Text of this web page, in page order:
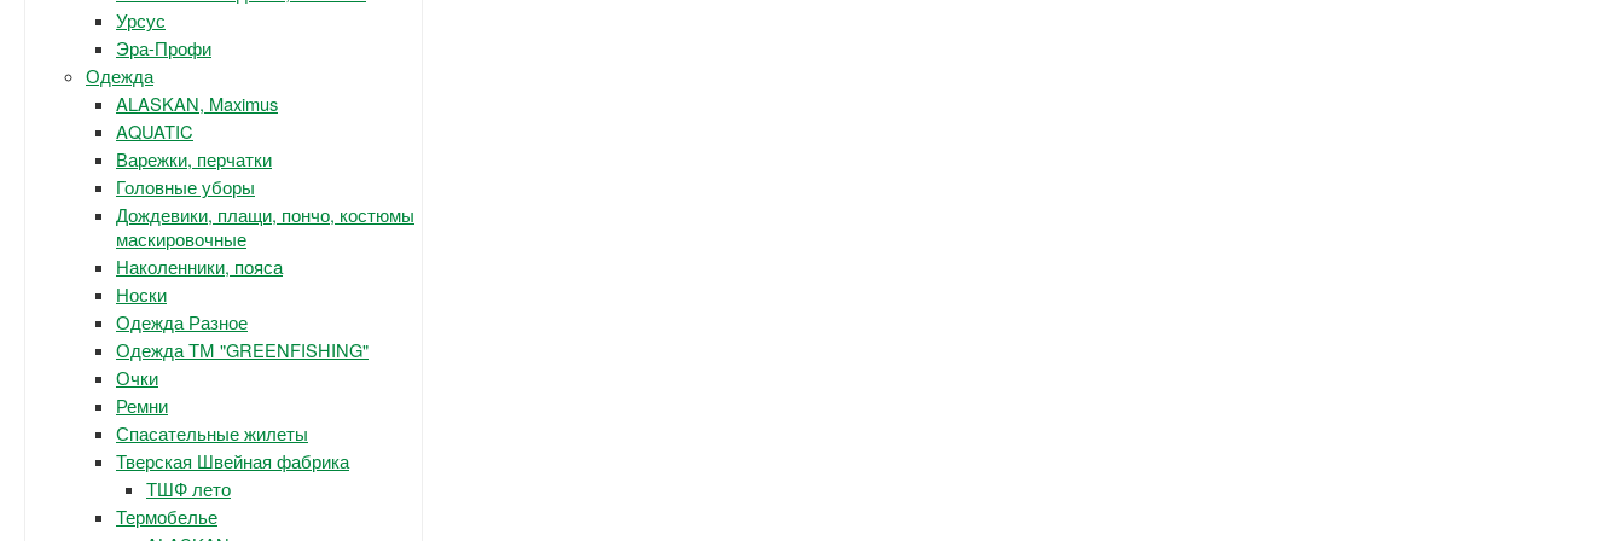
Урсус
Эра-Профи
Одежда
ALASKAN, Maximus
AQUATIC
Варежки, перчатки
Головные уборы
Дождевики, плащи, пончо, костюмы
маскировочные
Наколенники, пояса
Носки
Одежда Разное
Одежда ТМ "GREENFISHING"
Очки
Ремни
Спасательные жилеты
Тверская Швейная фабрика
ТШФ лето
Термобелье